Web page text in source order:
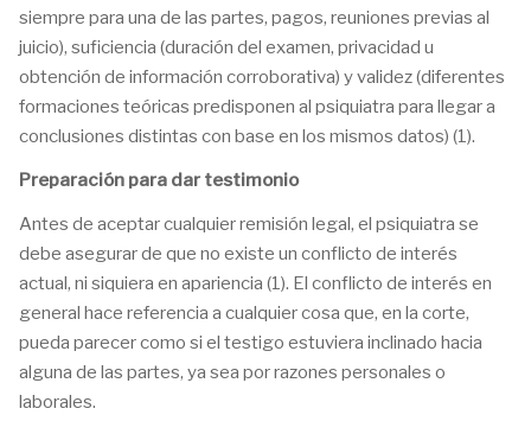
siempre para una de las partes, pagos, reuniones previas al
juicio), suficiencia (duración del examen, privacidad u
obtención de información corroborativa) y validez (diferentes
formaciones teóricas predisponen al psiquiatra para llegar a
conclusiones distintas con base en los mismos datos) (1).
Preparación para dar testimonio
Antes de aceptar cualquier remisión legal, el psiquiatra se
debe asegurar de que no existe un conflicto de interés
actual, ni siquiera en apariencia (1). El conflicto de interés en
general hace referencia a cualquier cosa que, en la corte,
pueda parecer como si el testigo estuviera inclinado hacia
alguna de las partes, ya sea por razones personales o
laborales.